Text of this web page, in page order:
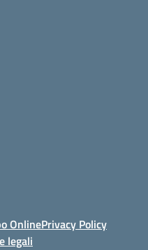
OnlinePrivacy Policy
legali